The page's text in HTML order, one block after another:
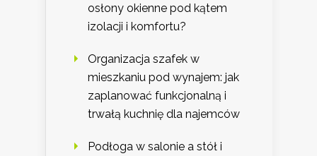
osłony okienne pod kątem
izolacji i komfortu?
Organizacja szafek w
mieszkaniu pod wynajem: jak
zaplanować funkcjonalną i
trwałą kuchnię dla najemców
Podłoga w salonie a stół i